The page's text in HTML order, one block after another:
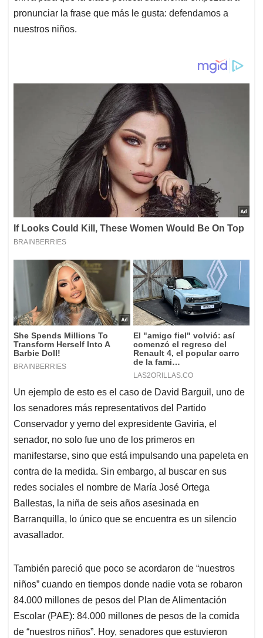
pronunciar la frase que más le gusta: defendamos a
nuestros niños.
Un ejemplo de esto es el caso de David Barguil, uno de
los senadores más representativos del Partido
Conservador y yerno del expresidente Gaviria, el
senador, no solo fue uno de los primeros en
manifestarse, sino que está impulsando una papeleta en
contra de la medida. Sin embargo, al buscar en sus
redes sociales el nombre de María José Ortega
Ballestas, la niña de seis años asesinada en
Barranquilla, lo único que se encuentra es un silencio
avasallador.
También pareció que poco se acordaron de “nuestros
niños” cuando en tiempos donde nadie vota se robaron
84.000 millones de pesos del Plan de Alimentación
Escolar (PAE): 84.000 millones de pesos de la comida
de “nuestros niños”. Hoy, senadores que estuvieron